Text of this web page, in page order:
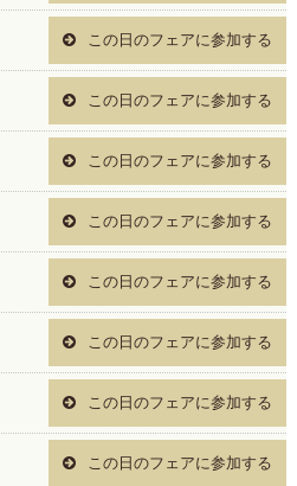
この日のフェアに参加する
この日のフェアに参加する
この日のフェアに参加する
この日のフェアに参加する
この日のフェアに参加する
この日のフェアに参加する
この日のフェアに参加する
この日のフェアに参加する